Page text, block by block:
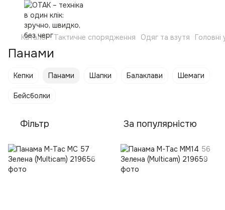
Каталог Тактичне спорядження Одяг та взутя Головні
Панами
Кепки Панами Шапки Балаклави Шемаги
Бейсболки
Фільтр За популярністю